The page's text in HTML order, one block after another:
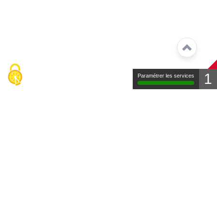
Paramétrer les services 1